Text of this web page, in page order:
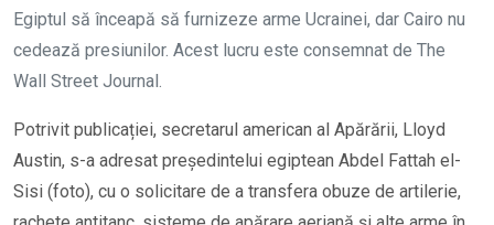
Egiptul să înceapă să furnizeze arme Ucrainei, dar Cairo nu
cedează presiunilor. Acest lucru este consemnat de The
Wall Street Journal.
Potrivit publicației, secretarul american al Apărării, Lloyd
Austin, s-a adresat președintelui egiptean Abdel Fattah el-
Sisi (foto), cu o solicitare de a transfera obuze de artilerie,